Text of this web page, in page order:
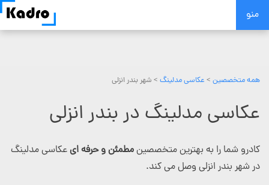
Skip
منو
همه متخصصین > عکاسی مدلینگ > شهر بندر انزلی
عکاسی مدلینگ در بندر انزلی
کادرو شما را به بهترین متخصصینمطمئن و حرفه ایعکاسی مدلینگ
در شهر بندر انزلی وصل می کند.